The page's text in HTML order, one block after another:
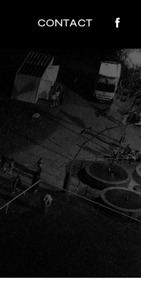
CONTACT